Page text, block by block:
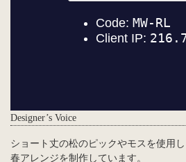
Designer’s Voice
ショート丈の松のピックやモスを使用
春アレンジを制作しています。